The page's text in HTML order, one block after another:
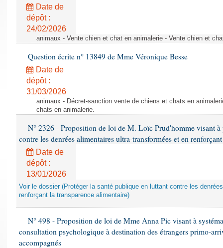
Date de
dépôt :
24/02/2026
animaux - Vente chien et chat en animalerie - Vente chien et
Question écrite n° 13849 de Mme Véronique Besse
Date de
dépôt :
31/03/2026
animaux - Décret-sanction vente de chiens et chats en
chats en animalerie.
N° 2326 - Proposition de loi de M. Loïc Prud'homme visant
contre les denrées alimentaires ultra-transformées et en
Date de
dépôt :
13/01/2026
Voir le dossier (Protéger la santé publique en luttant contre les
renforçant la transparence alimentaire)
N° 498 - Proposition de loi de Mme Anna Pic visant à
consultation psychologique à destination des étrangers primo-
accompagnés